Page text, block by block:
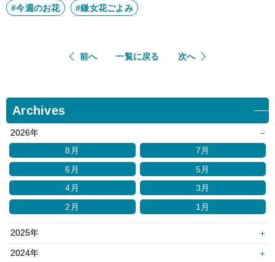
#今週のお花 #鎌女花ごよみ
前へ 一覧に戻る 次へ
Archives
2026年
8月
7月
6月
5月
4月
3月
2月
1月
2025年
2024年